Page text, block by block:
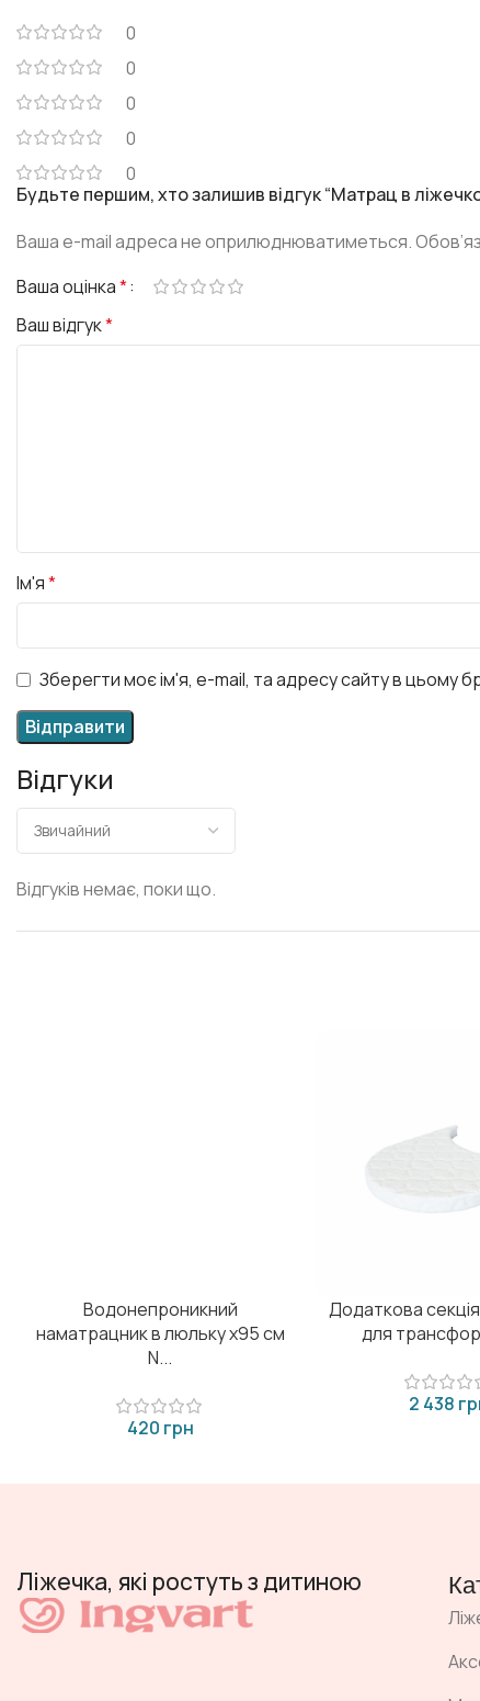
0
0
0
0
0
Відгуки
Відгуків немає, поки що.
Будьте першим, хто залишив відгук “Матрац в
Ваша e-mail адреса не оприлюднюватиметься.
Ваша оцінка*
Ваш відгук*
Ім'я*
Зберегти моє ім'я, e-mail, та адресу сайту в цьому
Водонепроникний
наматрацник в люльку х95 см
N...
грн
Додаткова
для
Ліжечка, які ростуть з дитиною